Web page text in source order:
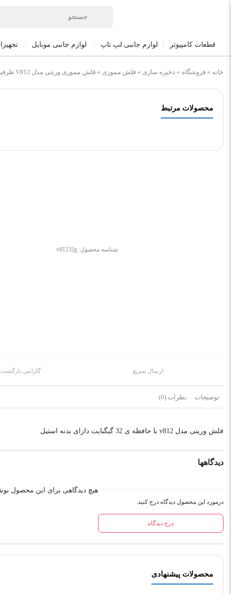
قطعات کامپیوتر لوازم جانبی لپ تاپ لوازم جانبی موبایل
خانه » فروشگاه » ذخیره سازی » فلش مموری » فلش مموری وریتی مدل V812 ظرفیت 32 گیگابایت
محصولات مرتبط
شناسه محصول: v81232g
ارسال سریع گارانتی
توضیحات نظرات (0)
فلش وریتی مدل v812 با حافظه ی 32 گیگبایت دارای بدنه استیل
دیدگاهها
درمورد این محصول دیدگاه درج کنید.
درج دیدگاه
هیچ دیدگاهی برای این محصول
محصولات پیشنهادی